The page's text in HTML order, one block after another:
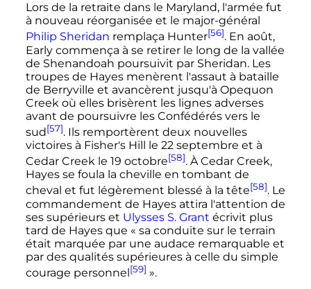
Lors de la retraite dans le Maryland, l'armée fut
à nouveau réorganisée et le major-général
Philip Sheridan remplaça Hunter[56]. En août,
Early commença à se retirer le long de la vallée
de Shenandoah poursuivit par Sheridan. Les
troupes de Hayes menèrent l'assaut à bataille
de Berryville et avancèrent jusqu'à Opequon
Creek où elles brisèrent les lignes adverses
avant de poursuivre les Confédérés vers le
sud[57]. Ils remportèrent deux nouvelles
victoires à Fisher's Hill le 22 septembre et à
Cedar Creek le 19 octobre[58]. À Cedar Creek,
Hayes se foula la cheville en tombant de
cheval et fut légèrement blessé à la tête[58]. Le
commandement de Hayes attira l'attention de
ses supérieurs et Ulysses S. Grant écrivit plus
tard de Hayes que « sa conduite sur le terrain
était marquée par une audace remarquable et
par des qualités supérieures à celle du simple
courage personnel[59] ».